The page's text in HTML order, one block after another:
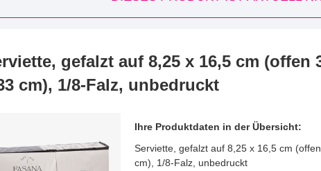
gefalzt auf 8,25 x 16,5 cm (offen
cm), 1/8-Falz, unbedruckt
Ihre Produktdaten in der Übersicht:
Serviette, gefalzt auf 8,25 x 16,5 cm
cm), 1/8-Falz, unbedruckt